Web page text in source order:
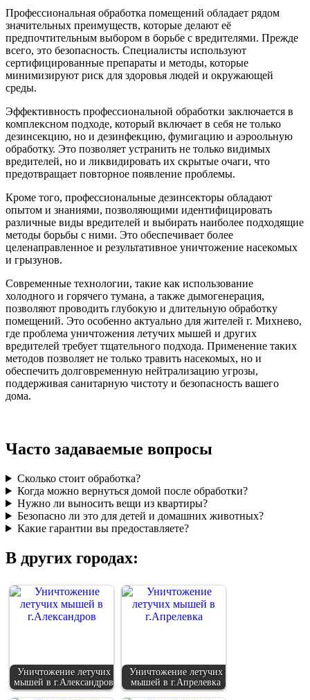
Профессиональная обработка помещений обладает рядом
значительных преимуществ, которые делают её
предпочтительным выбором в борьбе с вредителями. Прежде
всего, это безопасность. Специалисты используют
сертифицированные препараты и методы, которые
минимизируют риск для здоровья людей и окружающей
среды.
Эффективность профессиональной обработки заключается в
комплексном подходе, который включает в себя не только
дезинсекцию, но и дезинфекцию, фумигацию и аэроольную
обработку. Это позволяет устранить не только видимых
вредителей, но и ликвидировать их скрытые очаги, что
предотвращает повторное появление проблемы.
Кроме того, профессиональные дезинсекторы обладают
опытом и знаниями, позволяющими идентифицировать
различные виды вредителей и выбирать наиболее подходящие
методы борьбы с ними. Это обеспечивает более
целенаправленное и результативное уничтожение насекомых
и грызунов.
Современные технологии, такие как использование
холодного и горячего тумана, а также дымогенерация,
позволяют проводить глубокую и длительную обработку
помещений. Это особенно актуально для жителей г. Михнево,
где проблема уничтожения летучих мышей и других
вредителей требует тщательного подхода. Применение таких
методов позволяет не только травить насекомых, но и
обеспечить долговременную нейтрализацию угрозы,
поддерживая санитарную чистоту и безопасность вашего
дома.
Часто задаваемые вопросы
Сколько стоит обработка?
Когда можно вернуться домой после обработки?
Нужно ли выносить вещи из квартиры?
Безопасно ли это для детей и домашних животных?
Какие гарантии вы предоставляете?
В других городах:
Уничтожение летучих
мышей в г.Александров
Уничтожение летучих
мышей в г.Апрелевка